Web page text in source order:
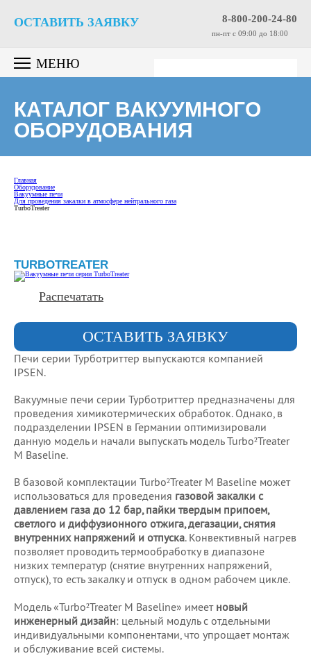
8-800-200-24-80
пн-пт c 09:00 до 18:00
ОСТАВИТЬ ЗАЯВКУ
МЕНЮ
КАТАЛОГ ВАКУУМНОГО
ОБОРУДОВАНИЯ
Главная
Оборудование
Вакуумные печи
Для проведения закалки в атмосфере нейтрального газа
TurboTreater
TURBOTREATER
Распечатать
ОСТАВИТЬ ЗАЯВКУ
Печи серии Турботриттер выпускаются компанией
IPSEN.
Вакуумные печи серии Турботриттер предназначены для
проведения химикотермических обработок. Однако, в
подразделении IPSEN в Германии оптимизировали
данную модель и начали выпускать модель Turbo²Treater
M Baseline.
В базовой комплектации Turbo²Treater M Baseline может
использоваться для проведения газовой закалки с
давлением газа до 12 бар, пайки твердым припоем,
светлого и диффузионного отжига, дегазации, снятия
внутренних напряжений и отпуска. Конвективный нагрев
позволяет проводить термообработку в диапазоне
низких температур (снятие внутренних напряжений,
отпуск), то есть закалку и отпуск в одном рабочем цикле.
Модель «Turbo²Treater M Baseline» имеет новый
инженерный дизайн: цельный модуль с отдельными
индивидуальными компонентами, что упрощает монтаж
и обслуживание всей системы.